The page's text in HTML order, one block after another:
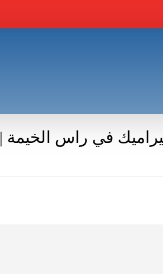
في راس الخيمة |0564780811